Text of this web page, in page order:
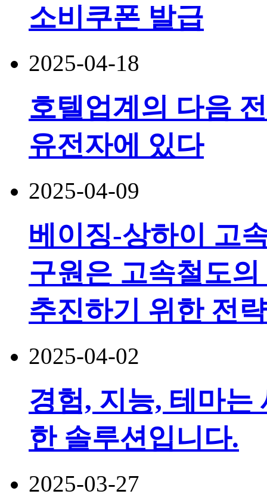
소비쿠폰 발급
2025-04-18
호텔업계의 다음
유전자에 있다
2025-04-09
베이징-상하이 고
구원은 고속철도
추진하기 위한 전
2025-04-02
경험, 지능, 테마는
한 솔루션입니다.
2025-03-27